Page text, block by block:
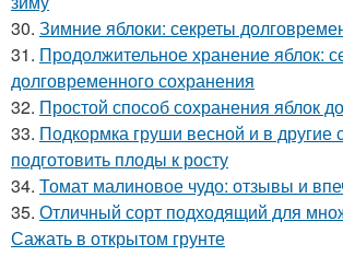
30. Зимние яблоки: секреты
31. Продолжительное хранение яблок:
долговременного сохранения
32. Простой способ сохранения яблок
33. Подкормка груши весной и в другие
подготовить плоды к росту
34. Томат малиновое чудо: отзывы и
35. Отличный сорт подходящий для
Сажать в открытом грунте